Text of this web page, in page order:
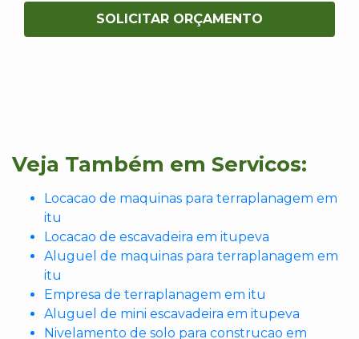
SOLICITAR ORÇAMENTO
Veja Também em Servicos:
Locacao de maquinas para terraplanagem em
itu
Locacao de escavadeira em itupeva
Aluguel de maquinas para terraplanagem em
itu
Empresa de terraplanagem em itu
Aluguel de mini escavadeira em itupeva
Nivelamento de solo para construcao em